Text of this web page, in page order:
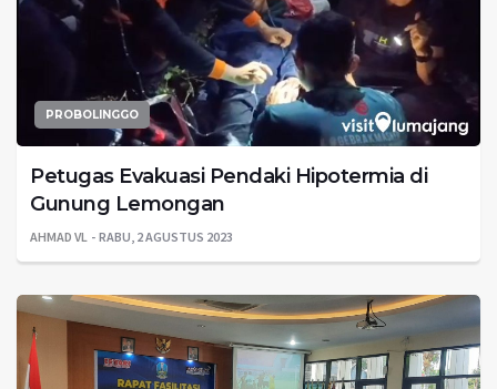
PROBOLINGGO
Petugas Evakuasi Pendaki Hipotermia di
Gunung Lemongan
AHMAD VL RABU, 2 AGUSTUS 2023